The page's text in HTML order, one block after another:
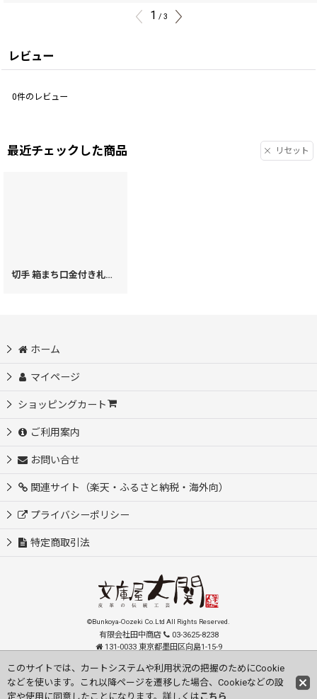
1 / 3
レビュー
0件のレビュー
最近チェックした商品 リセット
切手 箱まち口金付き札入れ［t］
ホーム
マイページ
ショッピングカート
ご利用案内
お問い合せ
関連サイト（楽天・ふるさと納税・海外向）
プライバシーポリシー
特定商取引法
©Bunkoya-Oozeki Co.Ltd All Rights Reserved.
有限会社田中商店
03-3625-8238
131-0033 東京都墨田区向島1-15-9
Visit our English Store
このサイトでは、カートシステムや利用状況の把握のためにCookie
などを使います。これ以降ページを遷移した場合、Cookieなどの設
定や使用に同意したことになります。詳しくは こちら